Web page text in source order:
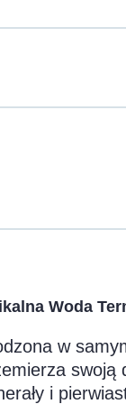
Woda
w
swoją
i